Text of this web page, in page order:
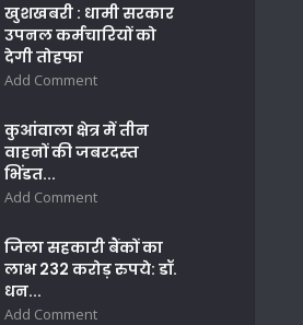
खुशखबरी : धामी सरकार
उपनल कर्मचारियों को
देगी तोहफा
Add Comment
कुआंवाला क्षेत्र में तीन
वाहनों की जबरदस्त
भिंडत...
Add Comment
जिला सहकारी बैंकों का
लाभ 232 करोड़ रुपये: डॉ.
धन...
Add Comment